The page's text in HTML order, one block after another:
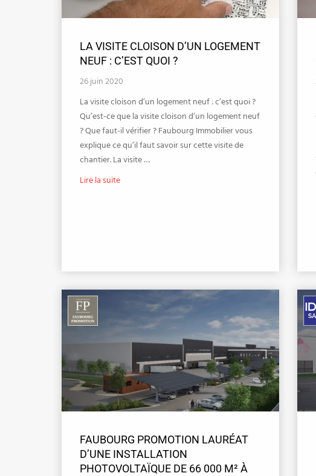
LA VISITE CLOISON D’UN LOGEMENT
NEUF : C’EST QUOI ?
26 juin 2020
La visite cloison d’un logement neuf : c’est quoi ?
Qu’est-ce que la visite cloison d’un logement neuf
? Que faut-il vérifier ? Faubourg Immobilier vous
explique ce qu’il faut savoir sur cette visite de
chantier. La visite …
Lire la suite
FAUBOURG PROMOTION LAURÉAT
D’UNE INSTALLATION
PHOTOVOLTAÏQUE DE 66 000 M² À